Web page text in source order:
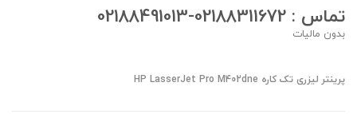
تماس : 02188311672-02188491013
بدون مالیات
پرینتر لیزری تک کاره HP LasserJet Pro M402dne